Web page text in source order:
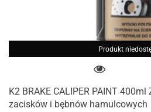
Produkt
K2 BRAKE CALIPER PAINT
zacisków i bębnów hamulcowych